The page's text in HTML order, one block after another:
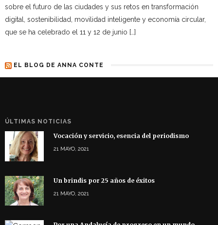
sobre el futuro de las ciudades y sus retos en transformación
digital, sostenibilidad, movilidad inteligente y economía circular,
que se ha celebrado el 11 y 12 de junio […]
EL BLOG DE ANNA CONTE
ÚLTIMAS NOTICIAS
Vocación y servicio, esencia del periodismo
21 MAYO, 2021
Un brindis por 25 años de éxitos
21 MAYO, 2021